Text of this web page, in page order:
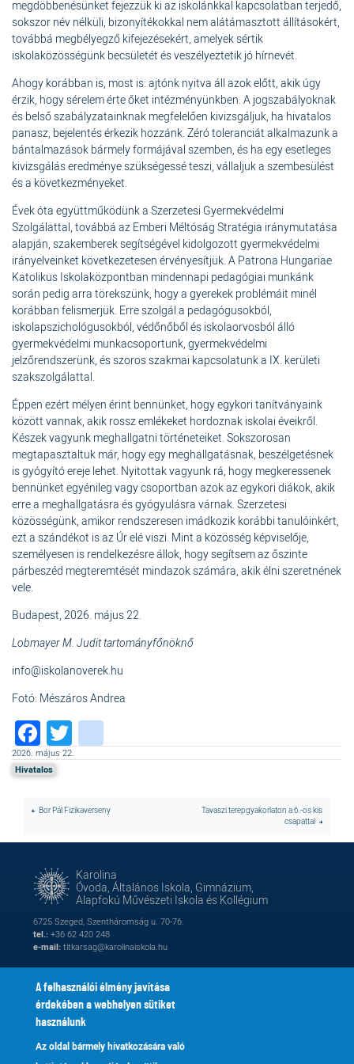
megdöbbenésünket fejezzük ki az iskolánkkal kapcsolatban terjedő,
sokszor név nélküli, bizonyítékokkal nem alátámasztott állításokért,
továbbá megbélyegző kifejezésekért, amelyek sértik
iskolaközösségünk becsületét és veszélyeztetik jó hírnevét.
Ahogy korábban is, most is: ajtónk nyitva áll azok előtt, akik úgy
érzik, hogy sérelem érte őket intézményünkben. A jogszabályoknak
és belső szabályzatainknak megfelelően kivizsgáljuk, ha hivatalos
panasz, bejelentés érkezik hozzánk. Zéró toleranciát alkalmazunk a
bántalmazások bármely formájával szemben, és ha egy esetleges
kivizsgálás eredménye szükségessé teszi, vállaljuk a szembesülést
és a következményeket.
Évek óta együttműködünk a Szerzetesi Gyermekvédelmi
Szolgálattal, továbbá az Emberi Méltóság Stratégia iránymutatása
alapján, szakemberek segítségével kidolgozott gyermekvédelmi
irányelveinket következetesen érvényesítjük. A Patrona Hungariae
Katolikus Iskolaközpontban mindennapi pedagógiai munkánk
során pedig arra törekszünk, hogy a gyerekek problémáit minél
korábban felismerjük. Erre szolgál a pedagógusokból,
iskolapszichológusokból, védőnőből és iskolaorvosból álló
gyermekvédelmi munkacsoportunk, gyermekvédelmi
jelzőrendszerünk, és szoros szakmai kapcsolatunk a IX. kerületi
szakszolgálattal.
Éppen ezért mélyen érint bennünket, hogy egykori tanítványaink
között vannak, akik rossz emlékeket hordoznak iskolai éveikről.
Készek vagyunk meghallgatni történeteiket. Sokszorosan
megtapasztaltuk már, hogy egy meghallgatásnak, beszélgetésnek
is gyógyító ereje lehet. Nyitottak vagyunk rá, hogy megkeressenek
bennünket egyénileg vagy csoportban azok az egykori diákok, akik
erre a meghallgatásra és gyógyulásra várnak. Szerzetesi
közösségünk, amikor rendszeresen imádkozik korábbi tanulóinkért,
ezt a szándékot is az Úr elé viszi. Mint a közösség képviselője,
személyesen is rendelkezésre állok, hogy segítsem az őszinte
párbeszéd megteremtését mindazok számára, akik élni szeretnének
vele.
Budapest, 2026. május 22.
Lobmayer M. Judit tartományfőnöknő
info@iskolanoverek.hu
Fotó: Mészáros Andrea
Facebook
Twitter
2026. május 22.
Hivatalos
Bor Pál Fizikaverseny
Tavaszi terepgyakorlaton a 6.-os kis
csapattal
Karolina
Óvoda, Általános Iskola, Gimnázium,
Alapfokú Művészeti Iskola és Kollégium
6725 Szeged, Szentháromság u. 70-76.
tel.: +36 62 420 248
e-mail: titkarsag@karolinaiskola.hu
A felhasználói élmény javítása
érdekében a webhelyen sütiket
használunk
Az oldal bármely hivatkozására való